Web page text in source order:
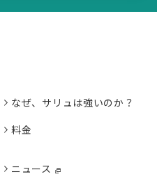
なぜ、サリュは強いのか？
料金
ニュース